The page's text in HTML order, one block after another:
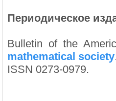
Периодическое
Bulletin of the
mathematical society
ISSN 0273-0979.